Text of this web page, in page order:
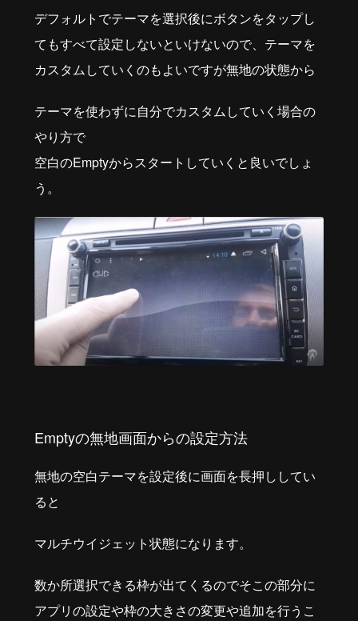
デフォルトでテーマを選択後にボタンをタップし
てもすべて設定しないといけないので、テーマを
カスタムしていくのもよいですが無地の状態から
テーマを使わずに自分でカスタムしていく場合の
やり方で
空白のEmptyからスタートしていくと良いでしょ
う。
Emptyの無地画面からの設定方法
無地の空白テーマを設定後に画面を長押ししてい
ると
マルチウイジェット状態になります。
数か所選択できる枠が出てくるのでそこの部分に
アプリの設定や枠の大きさの変更や追加を行うこ